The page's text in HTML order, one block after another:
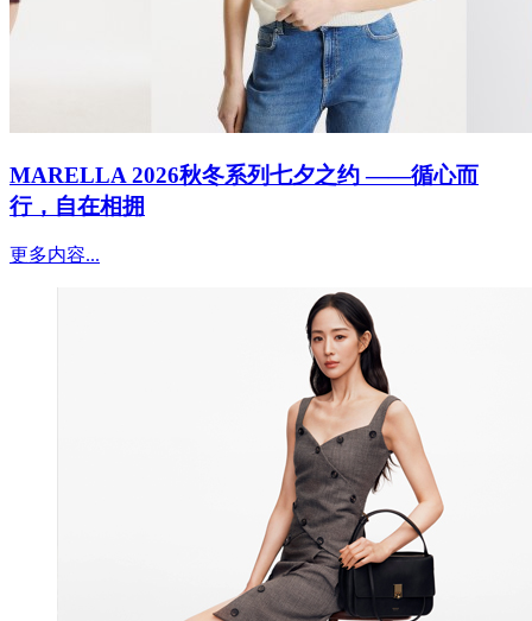
MARELLA 2026秋冬系列七夕之约 ——循心而
行，自在相拥
更多内容...